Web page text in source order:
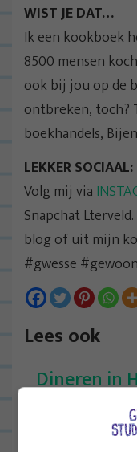
WIST JE DAT…
Ik een kookboek
8500 mensen
ook bij jou op de
ontbreken, toch?
boekhandels,
LEKKER SOCIAAL:
Volg mij via
Snapchat
blog of uit mijn
#gwesse
Lees ook
Dineren in